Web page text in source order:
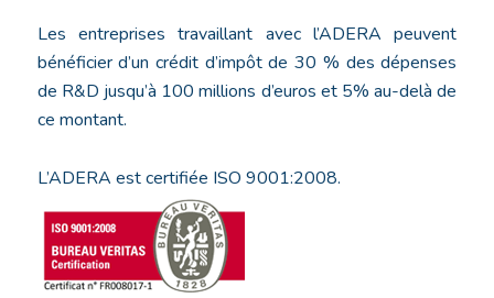
Les entreprises travaillant avec l’ADERA peuvent
bénéficier d’un crédit d’impôt de 30 % des dépenses
de R&D jusqu’à 100 millions d’euros et 5% au-delà de
ce montant.
L’ADERA est certifiée ISO 9001:2008.